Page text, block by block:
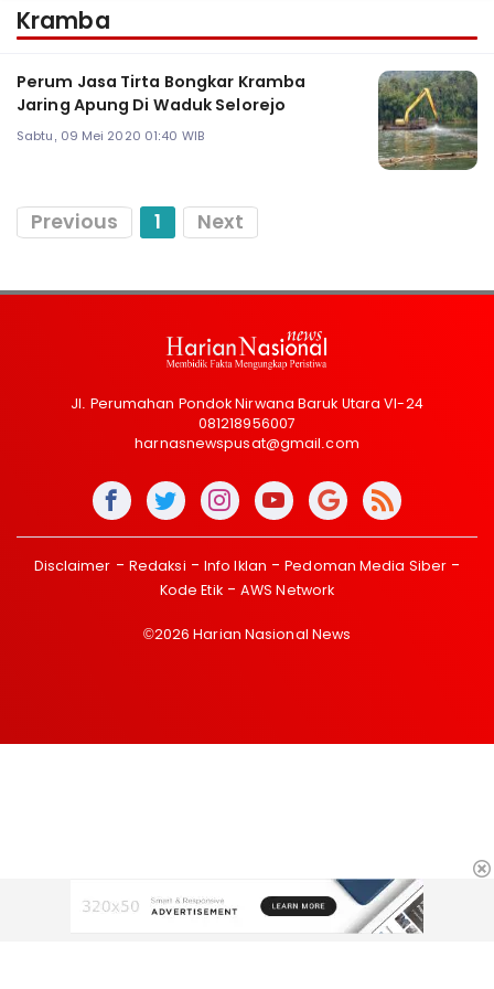
Kramba
Perum Jasa Tirta Bongkar Kramba
Jaring Apung Di Waduk Selorejo
Sabtu, 09 Mei 2020 01:40 WIB
Previous 1 Next
Jl. Perumahan Pondok Nirwana Baruk Utara VI-24
081218956007
harnasnewspusat@gmail.com
Disclaimer Redaksi Info Iklan
Pedoman Media Siber
Kode Etik
AWS Network
©2026 Harian Nasional News